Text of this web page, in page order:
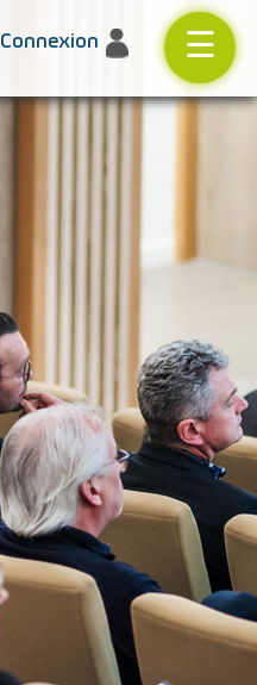
☰
Connexion